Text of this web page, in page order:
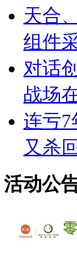
天合
组件
对话
战场
连亏7
又杀
活动公